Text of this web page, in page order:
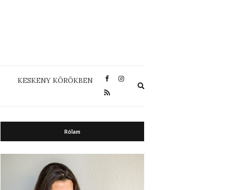
KESKENY KÖRÖKBEN
Rólam